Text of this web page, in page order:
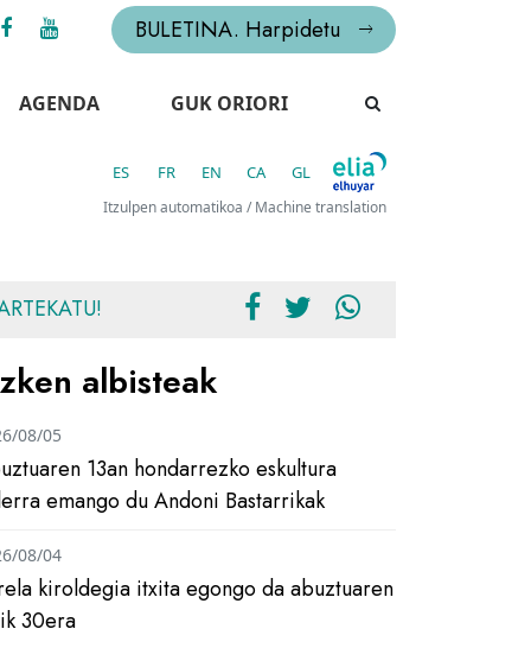
BULETINA. Harpidetu
AGENDA GUK ORIORI
ES FR EN CA GL
Itzulpen automatikoa / Machine translation
albisteak
13an hondarrezko eskultura
emango du Andoni Bastarrikak
08/05
kiroldegia itxita egongo da abuztuaren
30era
08/04